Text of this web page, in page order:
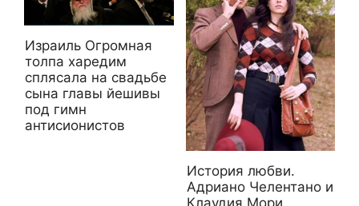
Израиль Огромная
толпа харедим
сплясала на свадьбе
сына главы йешивы
под гимн
антисионистов
История любви.
Адриано Челентано и
Клаудия Мори.